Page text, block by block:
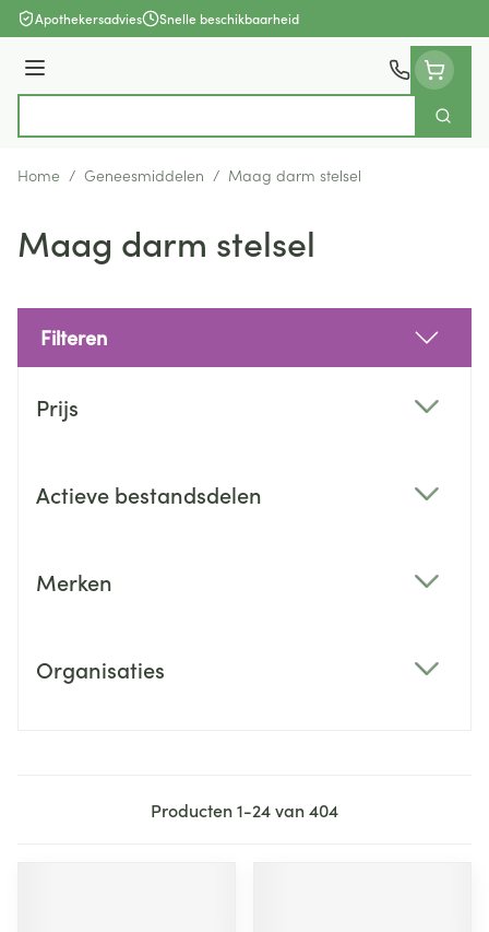
Ga naar de inhoud
Apothekersadvies Snelle beschikbaarheid
Menu
Zoek
Home / Geneesmiddelen / Maag darm stelsel
Maag darm stelsel
Filteren
Prijs
Actieve bestandsdelen
Merken
Organisaties
Producten1-24van404